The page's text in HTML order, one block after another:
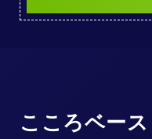
こころベース